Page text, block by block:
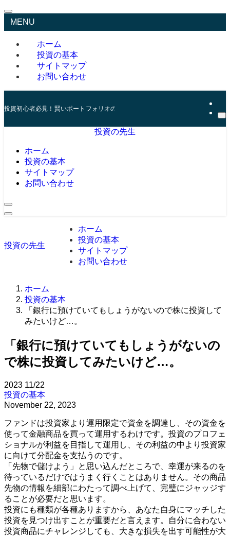
MENU
ホーム
投資の基本
サイトマップ
お問い合わせ
投資初心者必見！賢いポートフォリオの組み方とリスク管理の秘訣
投資の先生
ホーム
投資の基本
サイトマップ
お問い合わせ
投資の先生
ホーム
投資の基本
サイトマップ
お問い合わせ
ホーム
投資の基本
「銀行に預けていてもしょうがないので株に投資して
みたいけど…。
「銀行に預けていてもしょうがないの
で株に投資してみたいけど…。
2023 11/22
投資の基本
November 22, 2023
ファンドは投資家より運用限定で資金を調達し、その資金を
使って金融商品を買って運用するわけです。投資のプロフェ
ショナルが利益を目指して運用し、その利益の中より投資家
に向けて分配金を支払うのです。
「先物で儲けよう」と思い込んだところで、幸運が来るのを
待っているだけではうまく行くことはありません。その商品
先物の情報を細部にわたって調べ上げて、完璧にジャッジす
ることが必要だと思います。
投資にも種類が各種ありますから、あなた自身にマッチした
投資を見つけ出すことが重要だと言えます。自分に合わない
投資商品にチャレンジしても、大きな損失を出す可能性が大